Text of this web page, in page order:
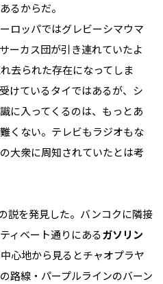
るからだ。
ロッパではグレビーシマウマ
ーカス団が引き連れていたよ
去られた存在になってしま
けているタイではあるが、シ
に入ってくるのは、もっとあ
くない。テレビもラジオもな
大衆に周知されていたとは考
説を発見した。バンコクに隣接
ィベート通りにあるガソリン
心地から見るとチャオプラヤ
路線・パープルラインのバーン